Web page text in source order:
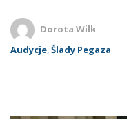
Dorota Wilk
Audycje,Ślady Pegaza